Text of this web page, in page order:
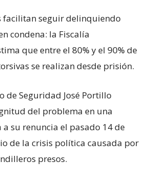
facilitan seguir delinquiendo
condena: la Fiscalía
que entre el 80% y el 90% de
se realizan desde prisión.
de Seguridad José Portillo
del problema en una
su renuncia el pasado 14 de
de la crisis política causada por
presos.